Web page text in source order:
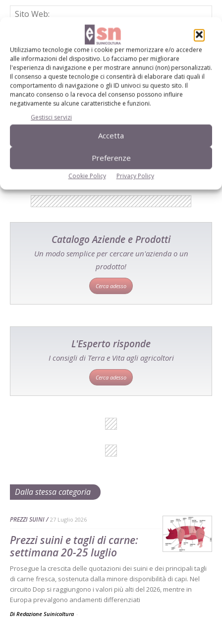
Utilizziamo tecnologie come i cookie per memorizzare e/o accedere
alle informazioni del dispositivo. Lo facciamo per migliorare
l'esperienza di navigazione e per mostrare annunci (non) personalizzati.
Il consenso a queste tecnologie ci consentirà di elaborare dati quali il
comportamento di navigazione o gli ID univoci su questo sito. Il
mancato consenso o la revoca del consenso possono influire
negativamente su alcune caratteristiche e funzioni.
Gestisci servizi
Accetta
Preferenze
Cookie Policy Privacy Policy
Salva il mio nome, email e sito web in questo browser per la
prossima volta che commento.
Catalogo Aziende e Prodotti
Un modo semplice per cercare un'azienda o un
prodotto!
Cerca adesso
L'Esperto risponde
I consigli di Terra e Vita agli agricoltori
Cerca adesso
Dalla stessa categoria
PREZZI SUINI 27 Luglio 2026
Prezzi suini e tagli di carne:
settimana 20-25 luglio
Prosegue la crescita delle quotazioni dei suini e dei principali tagli
di carne fresca, sostenuta dalla minore disponibilità di capi. Nel
circuito Dop si raggiungono i valori più alti del 2026, mentre in
Europa prevalgono andamenti differenziati
Di Redazione Suinicoltura -